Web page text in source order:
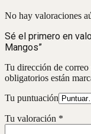
No hay valoraciones
Sé el primero en
Mangos”
Tu dirección de
obligatorios están
Tu puntuación
Tu valoración *